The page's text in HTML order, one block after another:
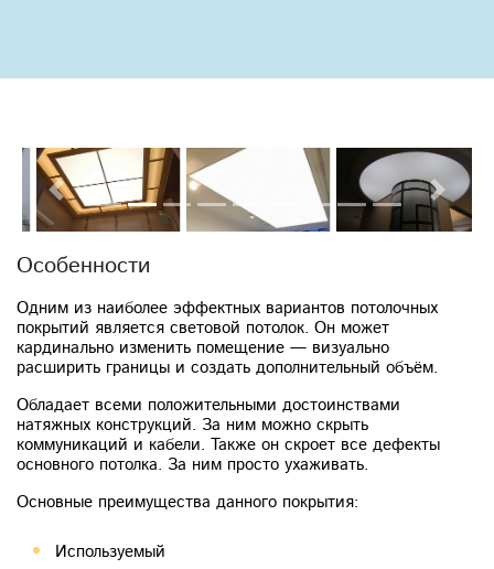
Previous Next
Особенности
Одним из наиболее эффектных вариантов потолочных
покрытий является световой потолок. Он может
кардинально изменить помещение — визуально
расширить границы и создать дополнительный объём.
Обладает всеми положительными достоинствами
натяжных конструкций. За ним можно скрыть
коммуникаций и кабели. Также он скроет все дефекты
основного потолка. За ним просто ухаживать.
Основные преимущества данного покрытия:
Используемый